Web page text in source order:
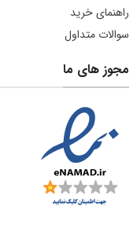
راهنمای خرید
سوالات متداول
مجوز های ما